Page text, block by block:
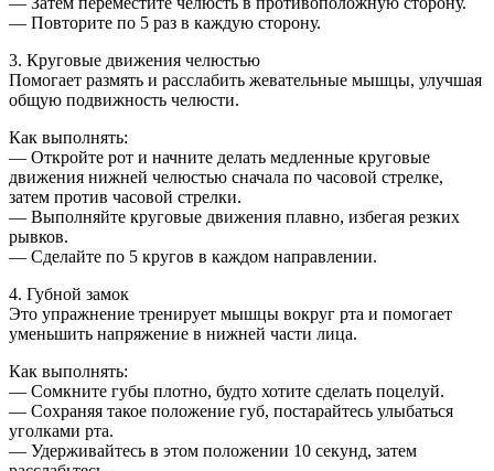
— Повторите по 5 раз в каждую сторону.
3. Круговые движения челюстью
Помогает размять и расслабить жевательные мышцы, улучшая
общую подвижность челюсти.
Как выполнять:
— Откройте рот и начните делать медленные круговые
движения нижней челюстью сначала по часовой стрелке,
затем против часовой стрелки.
— Выполняйте круговые движения плавно, избегая резких
рывков.
— Сделайте по 5 кругов в каждом направлении.
4. Губной замок
Это упражнение тренирует мышцы вокруг рта и помогает
уменьшить напряжение в нижней части лица.
Как выполнять:
— Сомкните губы плотно, будто хотите сделать поцелуй.
— Сохраняя такое положение губ, постарайтесь улыбаться
уголками рта.
— Удерживайтесь в этом положении 10 секунд, затем